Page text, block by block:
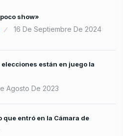
show»
16 De Septiembre De 2024
elecciones están en juego la
Agosto De 2023
que entró en la Cámara de